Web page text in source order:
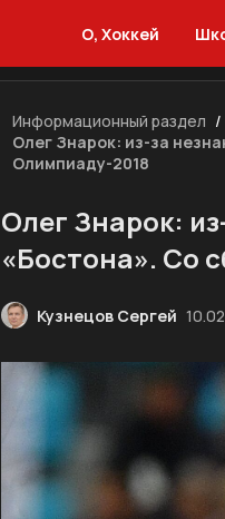
О, Хоккей
Информационный раздел /
Олег Знарок: из-за
Олимпиаду-2018
Олег Знарок:
«Бостона». Со
Кузнецов Сергей